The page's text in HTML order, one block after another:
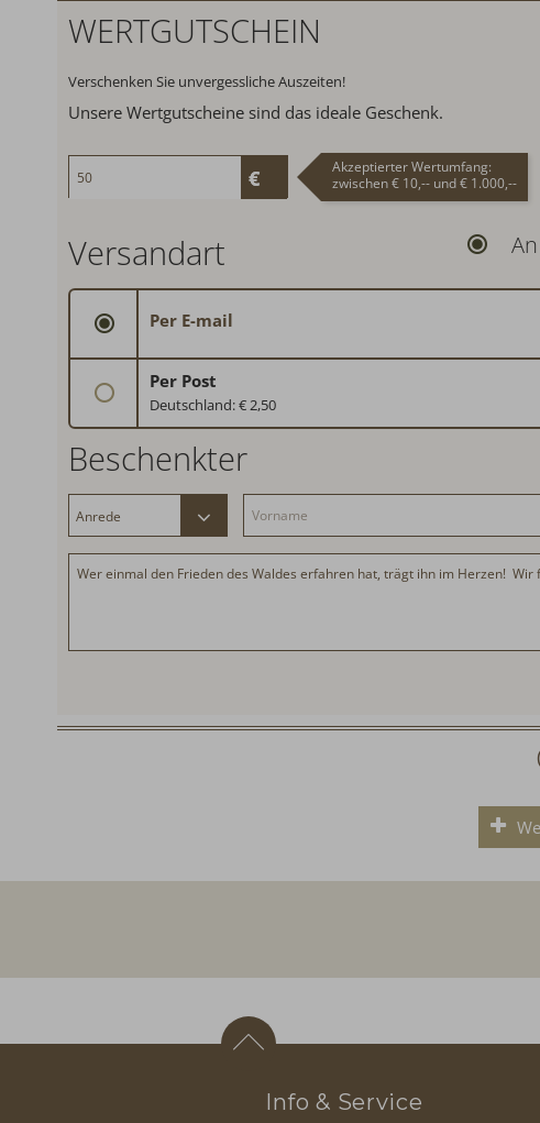
WERTGUTSCHEIN
Verschenken Sie unvergessliche Auszeiten!
Unsere Wertgutscheine sind das ideale Geschenk.
Akzeptierter Wertumfang:
zwischen € 10,-- und € 1.000,--
Versandart
Per E-mail
Per Post
Deutschland: € 2,50
Schweiz: € 3,50
Beschenkter
Info & Service